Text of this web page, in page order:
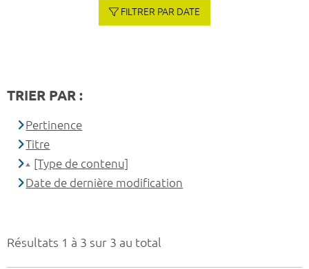
Résultats 1 à 3 sur 3 au total
FILTRER PAR DATE
TRIER PAR :
Pertinence
Titre
[Type de contenu]
Date de dernière modification